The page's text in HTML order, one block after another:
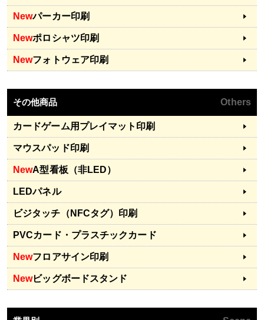
Newパーカー印刷
Newポロシャツ印刷
Newフォトウェア印刷
その他商品 Others
カードゲーム用プレイマット印刷
マウスパッド印刷
NewA型看板（非LED）
LEDパネル
ビジタッチ（NFCタグ）印刷
PVCカード・プラスチックカード
Newフロアサイン印刷
Newビッグボードスタンド